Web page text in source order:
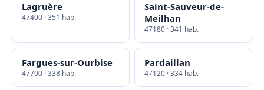
Lagruère
47400 · 351 hab.
Saint-Sauveur-de-
Meilhan
47180 · 341 hab.
Fargues-sur-Ourbise
47700 · 338 hab.
Pardaillan
47120 · 334 hab.